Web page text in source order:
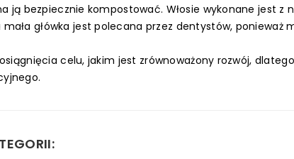
ją bezpiecznie kompostować. Włosie wykonane jest z
główka jest polecana przez dentystów,
celu, jakim jest zrównoważony rozwój,